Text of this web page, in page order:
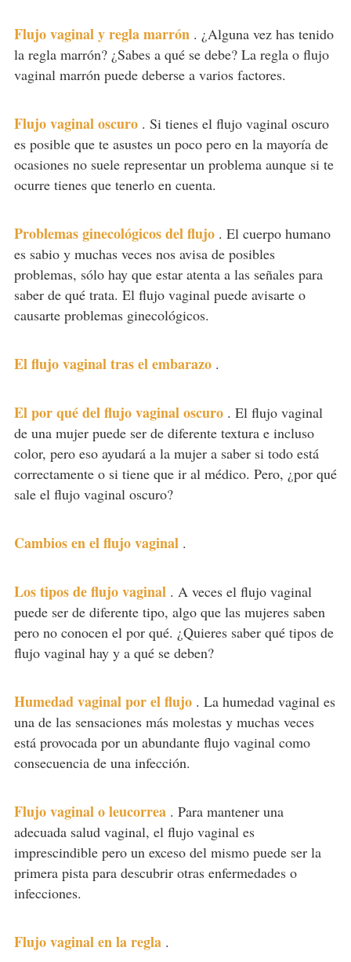
Flujo vaginal y regla marrón . ¿Alguna vez has tenido
la regla marrón? ¿Sabes a qué se debe? La regla o flujo
vaginal marrón puede deberse a varios factores.
Flujo vaginal oscuro . Si tienes el flujo vaginal oscuro
es posible que te asustes un poco pero en la mayoría de
ocasiones no suele representar un problema aunque si te
ocurre tienes que tenerlo en cuenta.
Problemas ginecológicos del flujo . El cuerpo humano
es sabio y muchas veces nos avisa de posibles
problemas, sólo hay que estar atenta a las señales para
saber de qué trata. El flujo vaginal puede avisarte o
causarte problemas ginecológicos.
El flujo vaginal tras el embarazo .
El por qué del flujo vaginal oscuro . El flujo vaginal
de una mujer puede ser de diferente textura e incluso
color, pero eso ayudará a la mujer a saber si todo está
correctamente o si tiene que ir al médico. Pero, ¿por qué
sale el flujo vaginal oscuro?
Cambios en el flujo vaginal .
Los tipos de flujo vaginal . A veces el flujo vaginal
puede ser de diferente tipo, algo que las mujeres saben
pero no conocen el por qué. ¿Quieres saber qué tipos de
flujo vaginal hay y a qué se deben?
Humedad vaginal por el flujo . La humedad vaginal es
una de las sensaciones más molestas y muchas veces
está provocada por un abundante flujo vaginal como
consecuencia de una infección.
Flujo vaginal o leucorrea . Para mantener una
adecuada salud vaginal, el flujo vaginal es
imprescindible pero un exceso del mismo puede ser la
primera pista para descubrir otras enfermedades o
infecciones.
Flujo vaginal en la regla .